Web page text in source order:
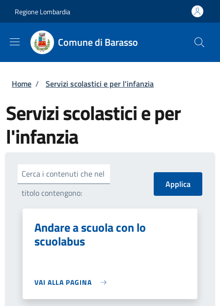
Regione Lombardia
Comune di Barasso
Briciole di pane
Home / Servizi scolastici e per l'infanzia
Servizi scolastici e per
l'infanzia
Cerca i contenuti che nel
titolo contengono:
Andare a scuola con lo
scuolabus
VAI ALLA PAGINA